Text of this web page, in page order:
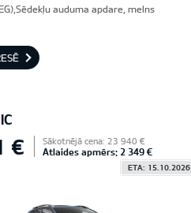
auduma apdare, melns
€ Sākotnējā cena: 23 940 €
Atlaides apmērs: 2 349 €
ETA: 15.10.2026